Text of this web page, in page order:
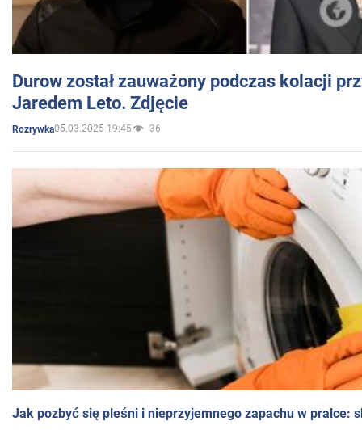
Durow został zauważony podczas kolacji
Jaredem Leto. Zdjęcie
Rozrywka05.03.2025 19:45 36
Jak pozbyć się pleśni i nieprzyjemnego zapachu w pralce: